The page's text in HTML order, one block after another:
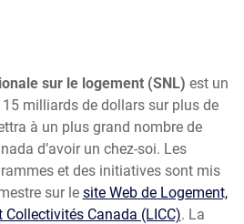
sur le logement (SNL) est un
milliards de dollars sur plus de
à un plus grand nombre de
d’avoir un chez-soi. Les
et des initiatives sont mis
sur le site Web de Logement,
Canada (LICC). La